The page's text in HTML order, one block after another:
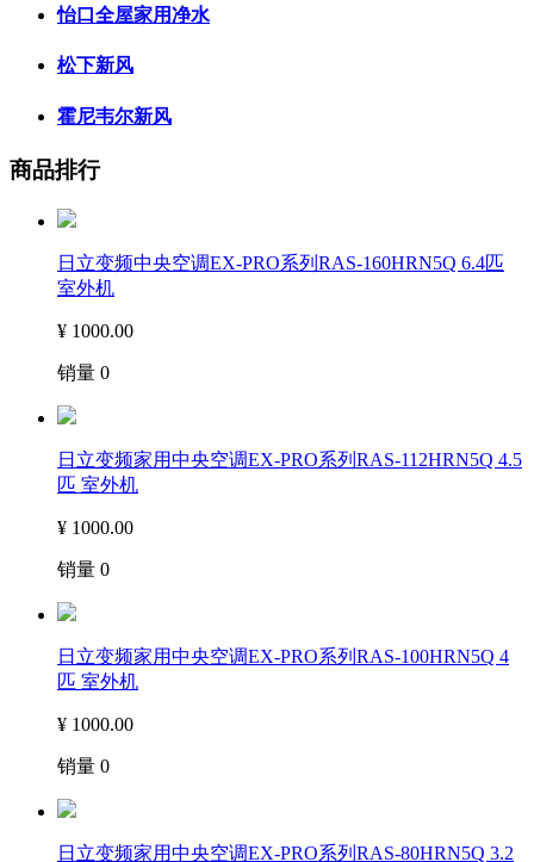
怡口全屋家用净水
松下新风
霍尼韦尔新风
商品排行
日立变频中央空调EX-PRO系列RAS-160HRN5Q 6.4匹
室外机
¥ 1000.00
销量 0
日立变频家用中央空调EX-PRO系列RAS-112HRN5Q 4.5
匹 室外机
¥ 1000.00
销量 0
日立变频家用中央空调EX-PRO系列RAS-100HRN5Q 4
匹 室外机
¥ 1000.00
销量 0
日立变频家用中央空调EX-PRO系列RAS-80HRN5Q 3.2